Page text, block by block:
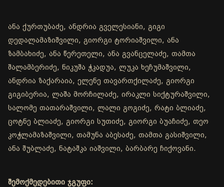
ანა ქურთუბაძე, ანდრია გველესიანი, გიგი
დედალამაზიშვილი, გიორგი ტორიაშვილი, ანა
ზამბახიძე, ანა წერეთელი, ანა გვანცელაძე, თამთა
შალამბერიძე, ნიკუშა ჭკადუა, ლუკა ხეჩუმაშვილი,
ანდრია ზაქარაია, ელენე თავართქილაძე, გიორგი
გიგიბერია, ლაშა მორჩილაძე, ირაკლი სიქტურაშვილი,
სალომე თათარაშვილი, ლალი გოგიძე, რატი ბლიაძე,
ცოტნე ბლიაძე, გიორგი სუთიძე, გიორგი ბუაჩიძე, თეო
კოჭლამაზაშვილი, თამუნა აბესაძე, თამთა გასიშვილი,
ანა შუბლაძე, ნატაშკა იაშვილი, ბარბარე ჩიქოვანი.
შემოქმედებითი ჯგუფი: